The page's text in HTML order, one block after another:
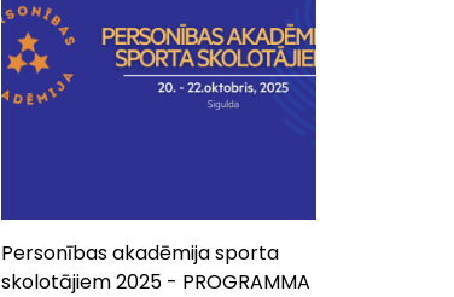
Personības akadēmija sporta
skolotājiem 2025 - PROGRAMMA